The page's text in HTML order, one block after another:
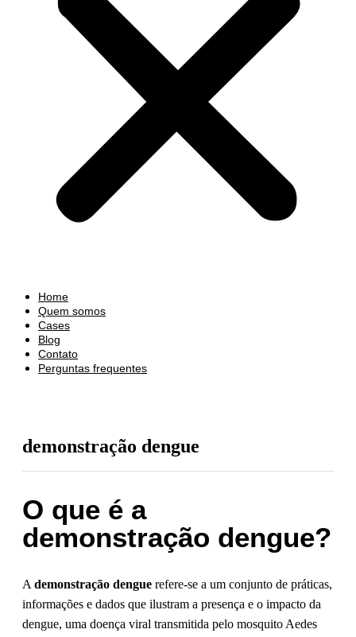
Home
Quem somos
Cases
Blog
Contato
Perguntas frequentes
demonstração dengue
O que é a
demonstração dengue?
A demonstração dengue refere-se a um conjunto de práticas,
informações e dados que ilustram a presença e o impacto da
dengue, uma doença viral transmitida pelo mosquito Aedes